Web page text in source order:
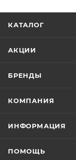
утверждение
Цены на сайте
приходит
счете после
КАТАЛОГ
АКЦИИ
БРЕНДЫ
КОМПАНИЯ
ИНФОРМАЦИЯ
ПОМОЩЬ